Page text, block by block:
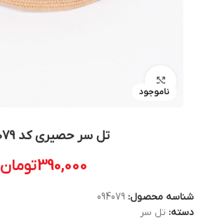
ناموجود
تل سر حصیری کد 094079
390,000تومان
شناسه محصول: 094079
دسته: تل سر